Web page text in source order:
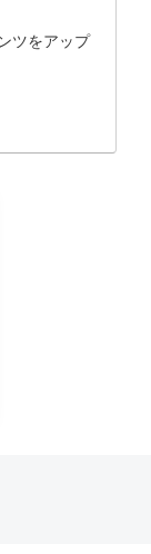
ツをアップ